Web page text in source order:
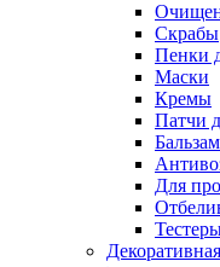
Скрабы
Пенки
Маски
Кремы
Патчи
Для